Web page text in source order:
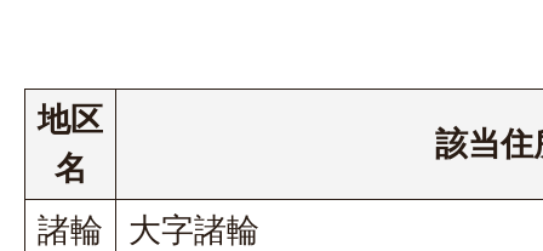
地区
名
該当住
諸輪 大字諸輪